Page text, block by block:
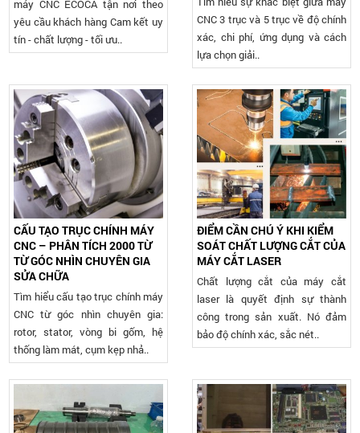
máy CNC ECOCA tận nơi theo
yêu cầu khách hàng Cam kết uy
tín - chất lượng - tối ưu..
CNC 3 trục và 5 trục về độ chính
xác, chi phí, ứng dụng và cách
lựa chọn giải..
CẤU TẠO TRỤC CHÍNH MÁY
CNC – PHÂN TÍCH 2000 TỪ
TỪ GÓC NHÌN CHUYÊN GIA
SỬA CHỮA
Tìm hiểu cấu tạo trục chính máy
CNC từ góc nhìn chuyên gia:
rotor, stator, vòng bi gốm, hệ
thống làm mát, cụm kẹp nhả..
ĐIỂM CẦN CHÚ Ý KHI KIỂM
SOÁT CHẤT LƯỢNG CẮT CỦA
MÁY CẮT LASER
Chất lượng cắt của máy cắt
laser là quyết định sự thành
công trong sản xuất. Nó đảm
bảo độ chính xác, sắc nét..